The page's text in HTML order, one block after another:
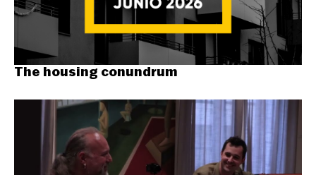
The housing conundrum